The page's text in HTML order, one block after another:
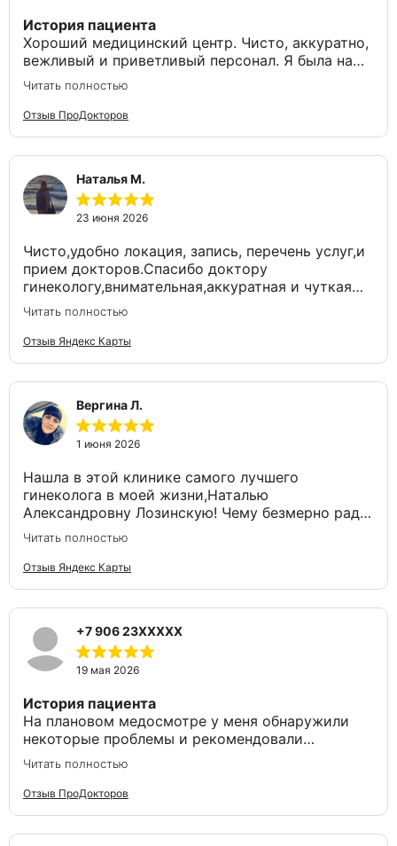
История пациента
Хороший медицинский центр. Чисто, аккуратно,
вежливый и приветливый персонал. Я была на
УЗИ​ у врача Кировой Т. Е., мне важно, чтобы
женское УЗИ проводил именно врач-гинеколог,
поэтому обращаюсь к Кировой Т. Е., не первый
работала!
Понравилось
пациенту вежливое, дружелюбное. В жаркий
летний день работал кондиционер. Удобное
расположение клиники (прямо у остановки
общественного транспорта).
Не понравилось
Не обнаружила.
Читать полностью
Отзыв ПроДокторов
Наталья М.
23 июня 2026
Чисто,удобно локация, запись, перечень услуг,и
прием докторов.Спасибо доктору
гинекологу,внимательная,аккуратная и чуткая
Лозинская Наталья Александровна.
Читать полностью
Отзыв Яндекс Карты
Вергина Л.
1 июня 2026
Нашла в этой клинике самого лучшего
гинеколога в моей жизни,Наталью
Александровну Лозинскую! Чему безмерно рада!
Клиника НОВОМЕД на Ул. Флотской мне тоже
очень нравится,всегда приятный и приветливый
персонал! Все супер! 😊
Читать полностью
Отзыв Яндекс Карты
+7 906 23XXXXX
19 мая 2026
История пациента
На плановом медосмотре у меня обнаружили
некоторые проблемы и рекомендовали
обратиться к гинекологу. К Элизе Геланиевне я
попала впервые и осталась очень довольна
визитом. Она очень внимательно меня
Читать полностью
Отзыв ПроДокторов